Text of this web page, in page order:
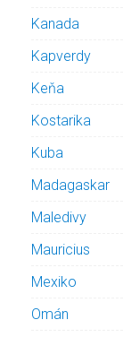
Kanada
Kapverdy
Keňa
Kostarika
Kuba
Madagaskar
Maledivy
Mauricius
Mexiko
Omán